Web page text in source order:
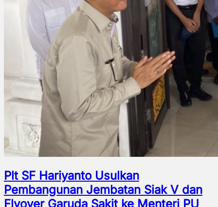
Plt SF Hariyanto Usulkan
Pembangunan Jembatan Siak V dan
Flyover Garuda Sakit ke Menteri PU